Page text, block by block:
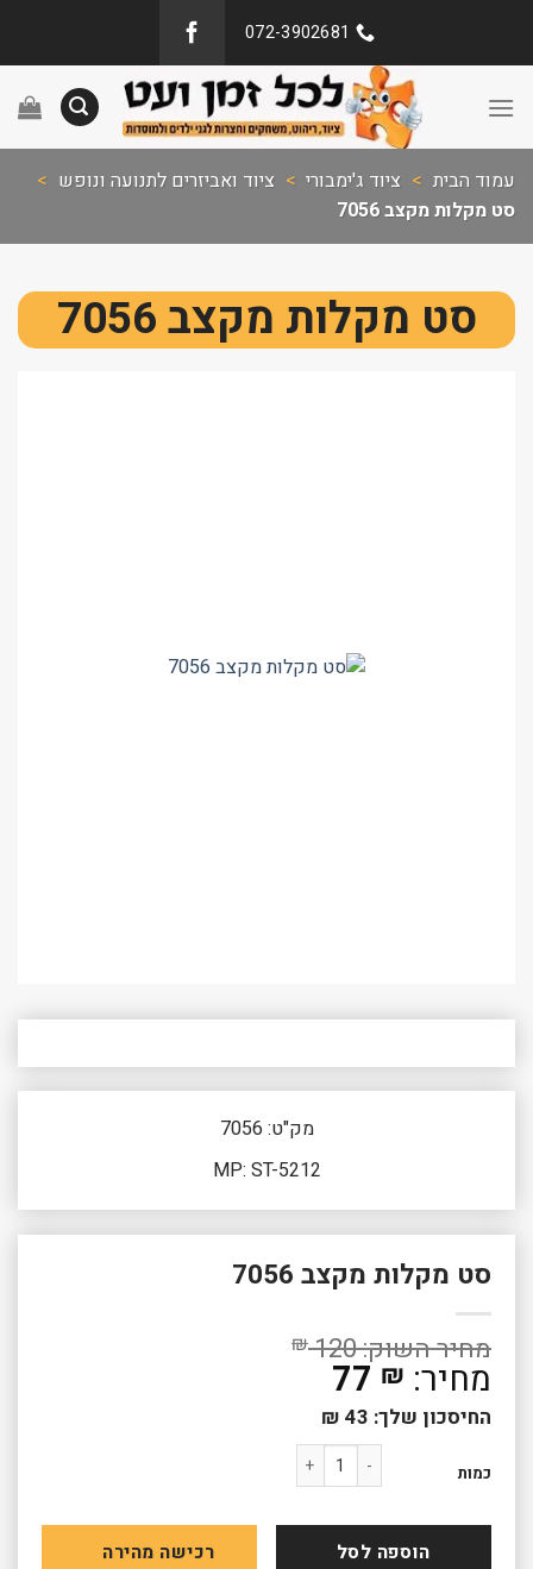
072-3902681
עמוד הבית > ציוד ג'ימבורי > ציוד ואביזרים לתנועה ונופש >
סט מקלות מקצב 7056
סט מקלות מקצב 7056
מק"ט: 7056
MP: ST-5212
סט מקלות מקצב 7056
120
₪
77 ₪
החיסכון שלך: ₪
כמות
כמות של סט מקלות מקצב 7056
הוספה לסל רכישה מהירה